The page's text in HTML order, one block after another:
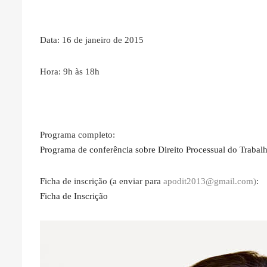
Data: 16 de janeiro de 2015
Hora: 9h às 18h
Programa completo:
Programa de conferência sobre Direito Processual do
Ficha de inscrição (a enviar para apodit2013@gmail.com):
Ficha de Inscrição